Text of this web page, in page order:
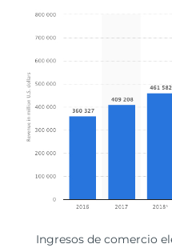
Ingresos de comercio